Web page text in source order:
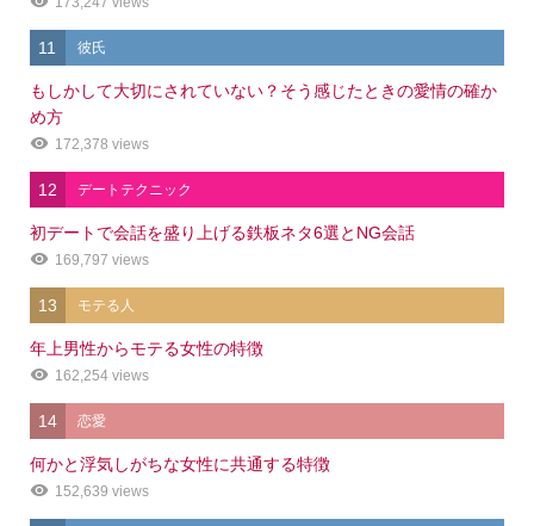
11 彼氏
もしかして大切にされていない？そう感じたときの愛情の確か
め方
172,378 views
12 デートテクニック
初デートで会話を盛り上げる鉄板ネタ6選とNG会話
169,797 views
13 モテる人
年上男性からモテる女性の特徴
162,254 views
14 恋愛
何かと浮気しがちな女性に共通する特徴
152,639 views